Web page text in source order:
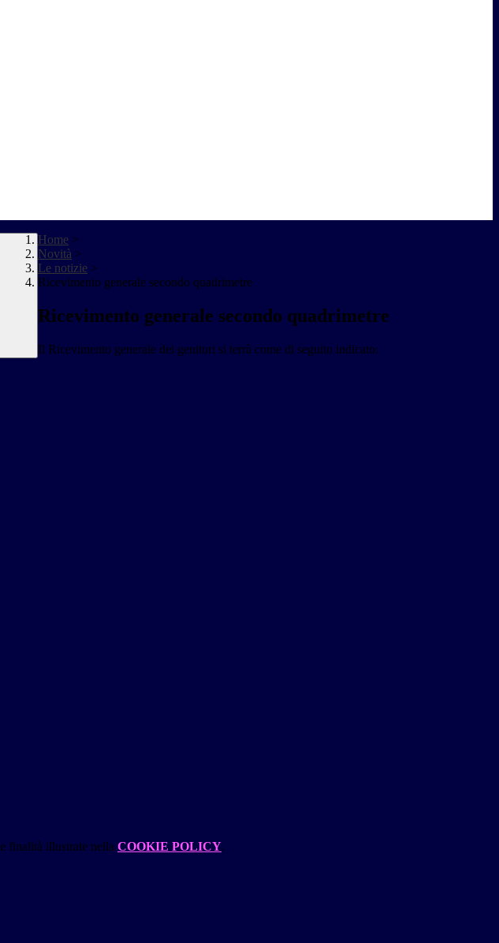
Home >
Novità >
Le notizie >
Ricevimento generale secondo quadrimetre
Ricevimento generale secondo quadrimetre
Il Ricevimento generale dei genitori si terrà come di seguito indicato:
finalità illustrate nella COOKIE POLICY.